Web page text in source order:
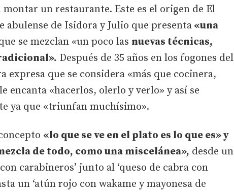
montar un restaurante. Este es el origen de El
abulense de Isidora y Julio que presenta «una
se mezclan «un poco las nuevas técnicas,
Después de 35 años en los fogones del
expresa que se considera «más que cocinera,
encanta «hacerlos, olerlo y verlo» y así se
ya que «triunfan muchísimo».
«lo que se ve en el plato es lo que es» y
de todo, como una miscelánea», desde un
carabineros’ junto al ‘queso de cabra con
un ‘atún rojo con wakame y mayonesa de